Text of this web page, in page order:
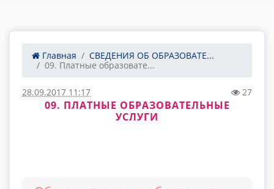
Главная
СВЕДЕНИЯ ОБ ОБРАЗОВАТЕ...
09. Платные образовате...
28.09.2017 11:17 27
09. ПЛАТНЫЕ ОБРАЗОВАТЕЛЬНЫЕ
УСЛУГИ